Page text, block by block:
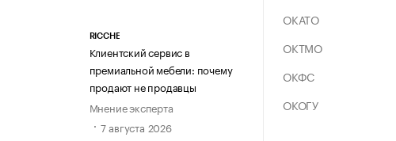
RICCHE
Клиентский сервис в
премиальной мебели: почему
продают не продавцы
Мнение эксперта
7 августа 2026
ОКАТО
ОКТМО
ОКФС
ОКОГУ